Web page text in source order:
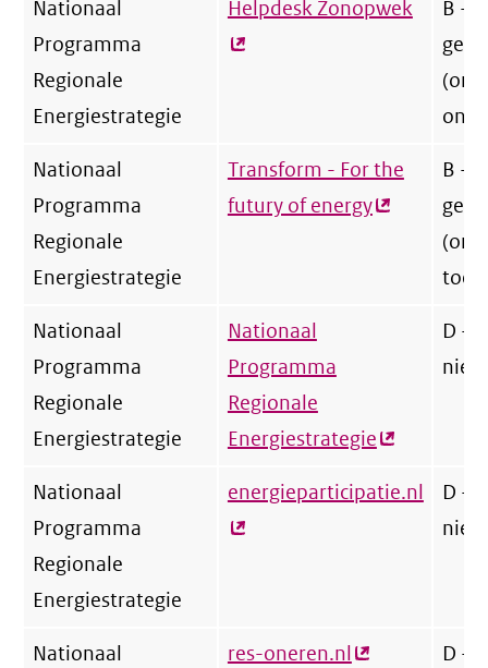
Nationaal
Programma
Regionale
Energiestrategie
Helpdesk Zonopwek(externe
link)
B -
Nationaal
Programma
Regionale
Energiestrategie
Transform - For the
futury of energy(externe
B -
Nationaal
Programma
Regionale
Energiestrategie
Nationaal
Programma
Regionale
Energiestrategie(externe
D -
niet
Nationaal
Programma
Regionale
Energiestrategie
energieparticipatie.nl
link)
D -
niet
Nationaal
res-oneren.nl(externe
D -